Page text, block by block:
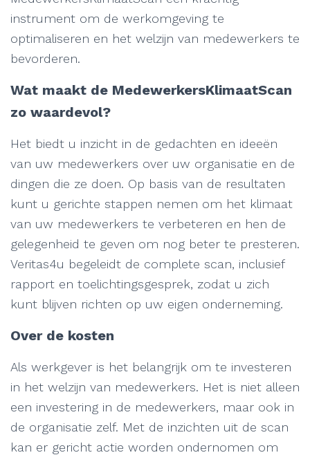
instrument om de werkomgeving te
optimaliseren en het welzijn van medewerkers te
bevorderen.
Wat maakt de MedewerkersKlimaatScan
zo waardevol?
Het biedt u inzicht in de gedachten en ideeën
van uw medewerkers over uw organisatie en de
dingen die ze doen. Op basis van de resultaten
kunt u gerichte stappen nemen om het klimaat
van uw medewerkers te verbeteren en hen de
gelegenheid te geven om nog beter te presteren.
Veritas4u begeleidt de complete scan, inclusief
rapport en toelichtingsgesprek, zodat u zich
kunt blijven richten op uw eigen onderneming.
Over de kosten
Als werkgever is het belangrijk om te investeren
in het welzijn van medewerkers. Het is niet alleen
een investering in de medewerkers, maar ook in
de organisatie zelf. Met de inzichten uit de scan
kan er gericht actie worden ondernomen om